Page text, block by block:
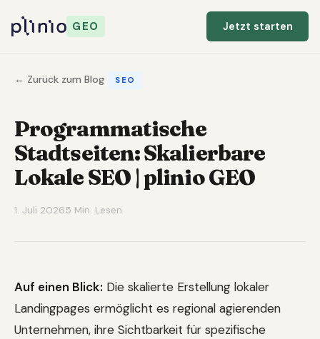
GEO Jetzt starten
← Zurück zum Blog SEO
Programmatische
Stadtseiten: Skalierbare
Lokale SEO | plinio GEO
1. Juli 20265 Min. Lesen
Auf einen Blick: Die skalierte Erstellung lokaler
Landingpages ermöglicht es regional agierenden
Unternehmen, ihre Sichtbarkeit für spezifische